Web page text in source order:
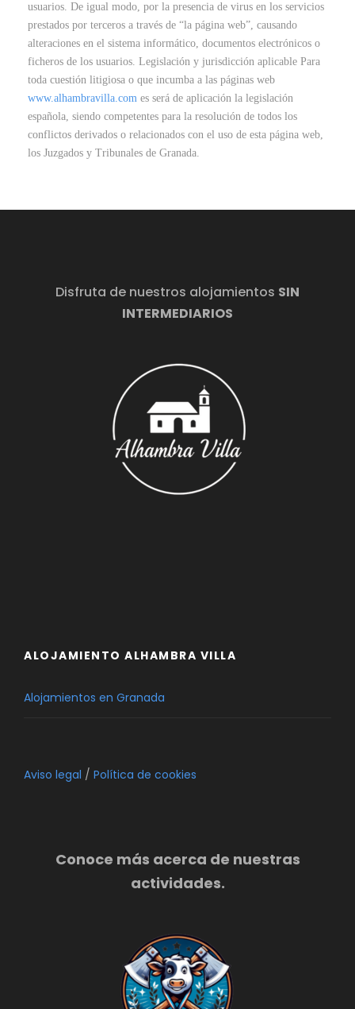
usuarios. De igual modo, por la presencia de virus en los servicios
prestados por terceros a través de “la página web”, causando
alteraciones en el sistema informático, documentos electrónicos o
ficheros de los usuarios. Legislación y jurisdicción aplicable Para
toda cuestión litigiosa o que incumba a las páginas web
www.alhambravilla.com es será de aplicación la legislación
española, siendo competentes para la resolución de todos los
conflictos derivados o relacionados con el uso de esta página web,
los Juzgados y Tribunales de Granada.
Disfruta de nuestros alojamientos SIN
INTERMEDIARIOS
ALOJAMIENTO ALHAMBRA VILLA
Alojamientos en Granada
Aviso legal / Política de cookies
Conoce más acerca de nuestras
actividades.